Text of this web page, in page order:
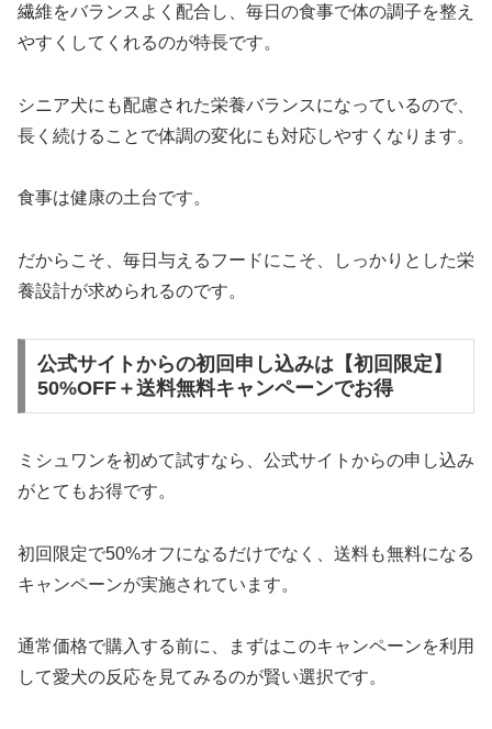
繊維をバランスよく配合し、毎日の食事で体の調子を整え
やすくしてくれるのが特長です。
シニア犬にも配慮された栄養バランスになっているので、
長く続けることで体調の変化にも対応しやすくなります。
食事は健康の土台です。
だからこそ、毎日与えるフードにこそ、しっかりとした栄
養設計が求められるのです。
公式サイトからの初回申し込みは【初回限定】
50%OFF＋送料無料キャンペーンでお得
ミシュワンを初めて試すなら、公式サイトからの申し込み
がとてもお得です。
初回限定で50%オフになるだけでなく、送料も無料になる
キャンペーンが実施されています。
通常価格で購入する前に、まずはこのキャンペーンを利用
して愛犬の反応を見てみるのが賢い選択です。